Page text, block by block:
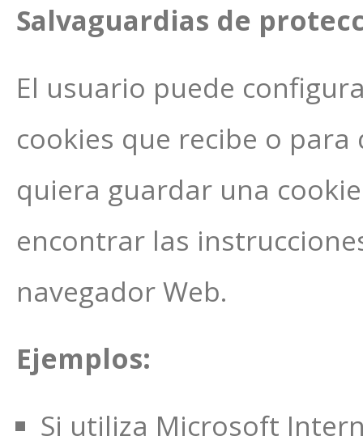
Salvaguardias de
El usuario puede
cookies que recibe o
quiera guardar una
encontrar las
navegador Web.
Ejemplos:
Si utiliza Microsoft